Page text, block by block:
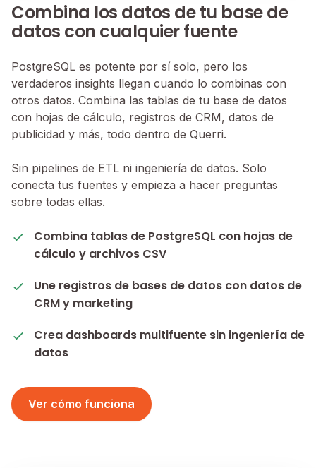
Combina los datos de tu base de
datos con cualquier fuente
PostgreSQL es potente por sí solo, pero los
verdaderos insights llegan cuando lo combinas con
otros datos. Combina las tablas de tu base de datos
con hojas de cálculo, registros de CRM, datos de
publicidad y más, todo dentro de Querri.
Sin pipelines de ETL ni ingeniería de datos. Solo
conecta tus fuentes y empieza a hacer preguntas
sobre todas ellas.
Combina tablas de PostgreSQL con hojas de
cálculo y archivos CSV
Une registros de bases de datos con datos de
CRM y marketing
Crea dashboards multifuente sin ingeniería de
datos
Ver cómo funciona